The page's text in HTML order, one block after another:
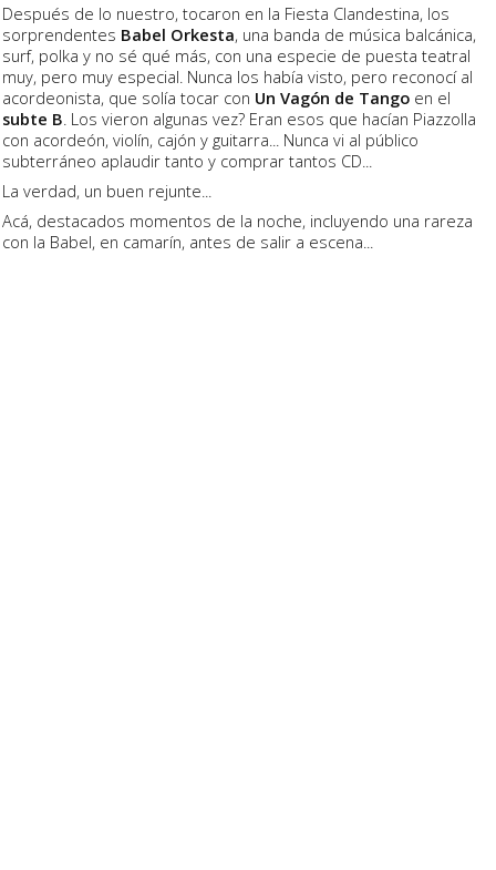
Después de lo nuestro, tocaron en la Fiesta Clandestina, los
sorprendentes Babel Orkesta, una banda de música balcánica,
surf, polka y no sé qué más, con una especie de puesta teatral
muy, pero muy especial. Nunca los había visto, pero reconocí al
acordeonista, que solía tocar con Un Vagón de Tango en el
subte B . Los vieron algunas vez? Eran esos que hacían Piazzolla
con acordeón, violín, cajón y guitarra... Nunca vi al público
subterráneo aplaudir tanto y comprar tantos CD...
La verdad, un buen rejunte...
Acá, destacados momentos de la noche, incluyendo una rareza
con la Babel, en camarín, antes de salir a escena...